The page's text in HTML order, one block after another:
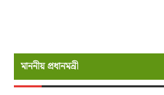
মাননীয় প্রধানমন্রী